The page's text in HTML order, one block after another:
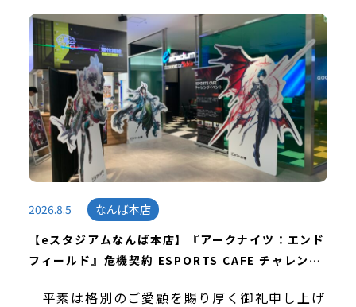
2026.8.5
なんば本店
【eスタジアムなんば本店】『アークナイツ：エンド
フィールド』危機契約 ESPORTS CAFE チャレンジ
平素は格別のご愛顧を賜り厚く御礼申し上げ